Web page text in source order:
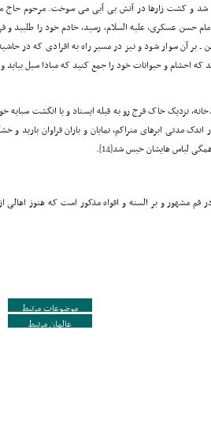
و کشت زارها در آتش بی آبی می سوخت. مرحوم حاج
حسن عسکری، علیه السلام، رسید، خادم خود را طلبید و
ـ بر آن سوار شود و نیز در مسیر راه به افرادی که در
که احشام و حیوانات خود را جمع کنید که مبادا سیل
نزدیک خاک فرج رو به قبله ایستاد و با انگشت سبابه
مدتی ابرهای متراکم، نمایان و باران فراوان
لباس هایشان خیس شد[14]
.
قم مشهور و بر السنه و افواه مذکور است که هنوز
موضوعات مرتبط
عالمان مرتبط